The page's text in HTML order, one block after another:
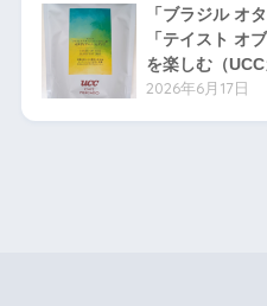
「ブラジル オ
「テイスト オ
を楽しむ（UCC
2026年6月17日